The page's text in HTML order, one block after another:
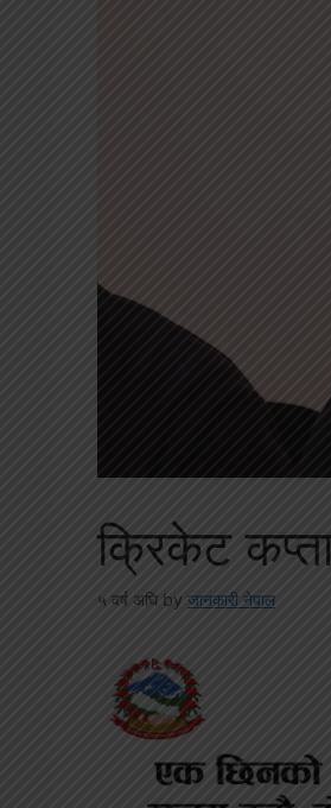
क्रिकेट
५ वर्ष अघि by जानकारी नेपाल